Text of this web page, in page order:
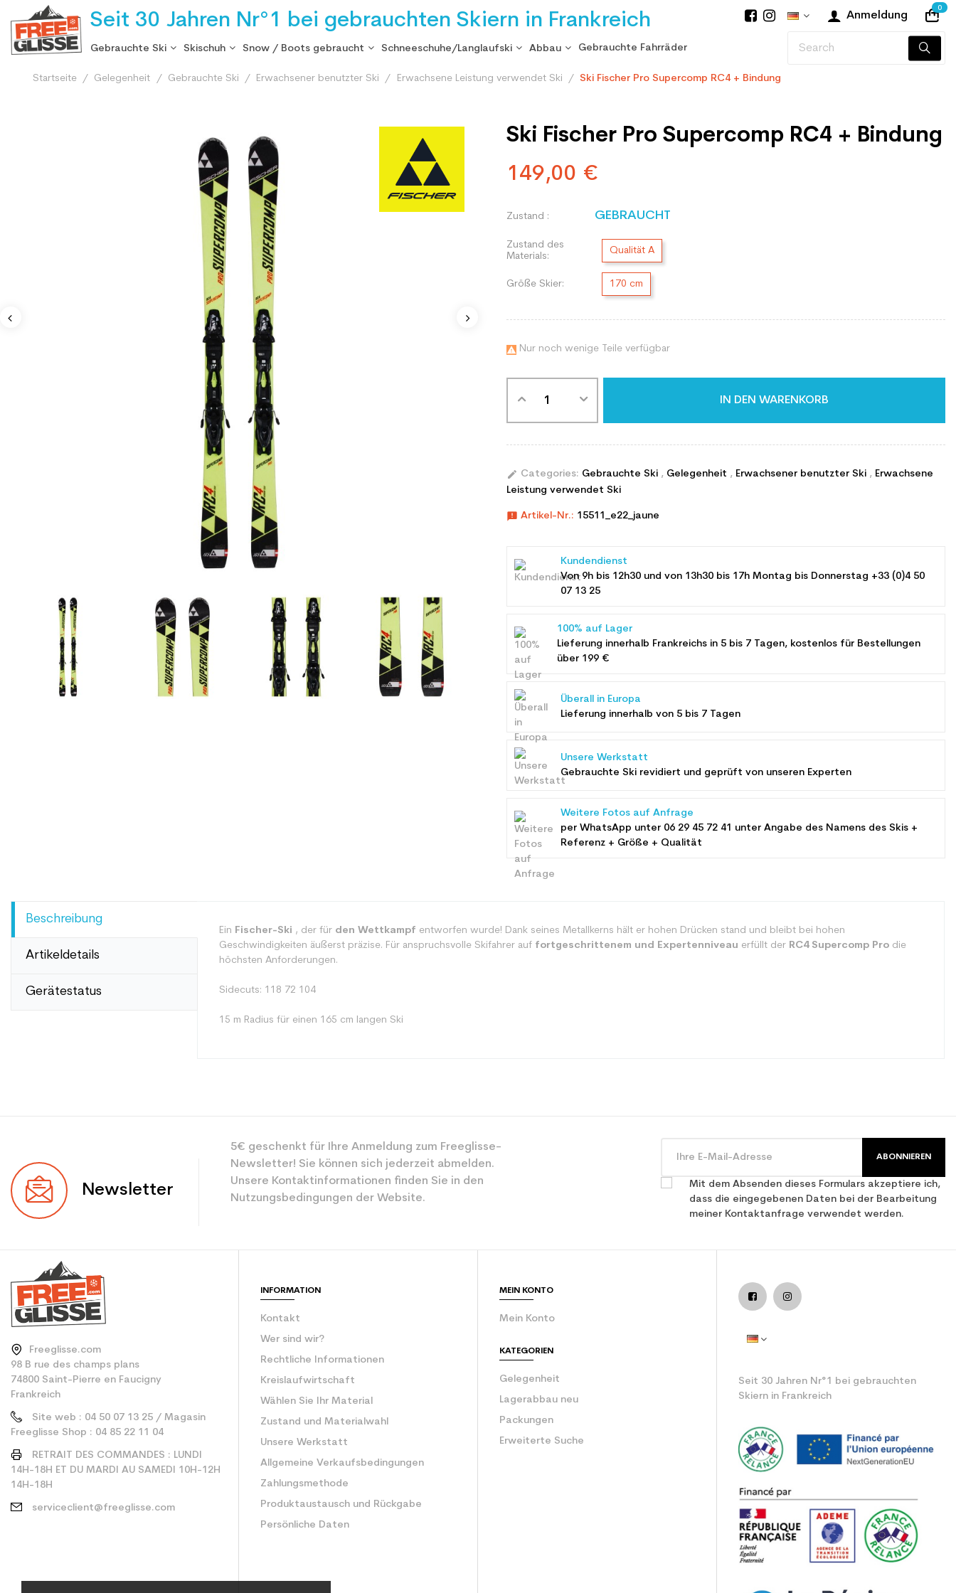
Seit 30 Jahren Nr°1 bei gebrauchten Skiern in Frankreich Anmeldung
0
Gebrauchte Ski Skischuh Snow / Boots gebraucht Schneeschuhe/Langlaufski Abbau Gebrauchte Fahrräder
Startseite Gelegenheit Gebrauchte Ski Erwachsener benutzter Ski Erwachsene Leistung verwendet Ski Ski Fischer Pro Supercomp RC4 + Bindung
Ski Fischer Pro Supercomp RC4 + Bindung
149,00 €
Zustand : GEBRAUCHT
Zustand des
Materials:
Qualität A
Größe Skier: 170 cm
 Nur noch wenige Teile verfügbar
IN DEN WARENKORB
edit Categories: Gebrauchte Ski , Gelegenheit , Erwachsener benutzter Ski , Erwachsene
Leistung verwendet Ski
announcement Artikel-Nr.: 15511_e22_jaune
Kundendienst
Von 9h bis 12h30 und von 13h30 bis 17h Montag bis Donnerstag +33 (0)4 50
07 13 25
100% auf Lager
Lieferung innerhalb Frankreichs in 5 bis 7 Tagen, kostenlos für Bestellungen
über 199 €
Überall in Europa
Lieferung innerhalb von 5 bis 7 Tagen
Unsere Werkstatt
Gebrauchte Ski revidiert und geprüft von unseren Experten
Weitere Fotos auf Anfrage
per WhatsApp unter 06 29 45 72 41 unter Angabe des Namens des Skis +
Referenz + Größe + Qualität
Beschreibung
Artikeldetails
Gerätestatus
Ein Fischer-Ski , der für den Wettkampf entworfen wurde! Dank seines Metallkerns hält er hohen Drücken stand und bleibt bei hohen
Geschwindigkeiten äußerst präzise. Für anspruchsvolle Skifahrer auf fortgeschrittenem und Expertenniveau erfüllt der RC4 Supercomp Prodie
höchsten Anforderungen.
Sidecuts: 118 72 104
15 m Radius für einen 165 cm langen Ski
Benutzer
Ebene
Newsletter
5€ geschenkt für Ihre Anmeldung zum Freeglisse-
Newsletter! Sie können sich jederzeit abmelden.
Unsere Kontaktinformationen finden Sie in den
Nutzungsbedingungen der Website.
ABONNIEREN
Mit dem Absenden dieses Formulars akzeptiere ich,
dass die eingegebenen Daten bei der Bearbeitung
meiner Kontaktanfrage verwendet werden.
Freeglisse.com
98 B rue des champs plans
74800 Saint-Pierre en Faucigny
Frankreich
Site web : 04 50 07 13 25 / Magasin
Freeglisse Shop : 04 85 22 11 04
RETRAIT DES COMMANDES : LUNDI
14H-18H ET DU MARDI AU SAMEDI 10H-12H
14H-18H
serviceclient@freeglisse.com
INFORMATION
Kontakt
Wer sind wir?
Rechtliche Informationen
Kreislaufwirtschaft
Wählen Sie Ihr Material
Zustand und Materialwahl
Unsere Werkstatt
Allgemeine Verkaufsbedingungen
Zahlungsmethode
Produktaustausch und Rückgabe
Persönliche Daten
MEIN KONTO
Mein Konto
KATEGORIEN
Gelegenheit
Lagerabbau neu
Packungen
Erweiterte Suche
Seit 30 Jahren Nr°1 bei gebrauchten
Skiern in Frankreich